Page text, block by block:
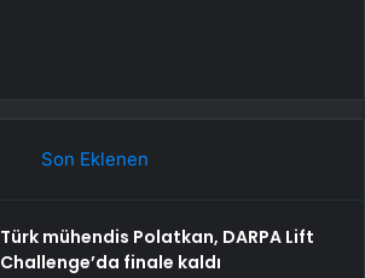
Son Eklenen
Türk mühendis Polatkan, DARPA Lift
Challenge’da finale kaldı